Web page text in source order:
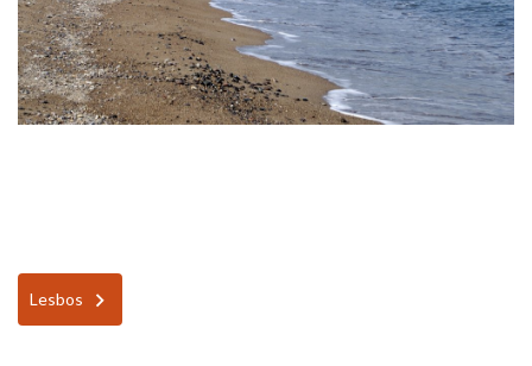
Lesbos